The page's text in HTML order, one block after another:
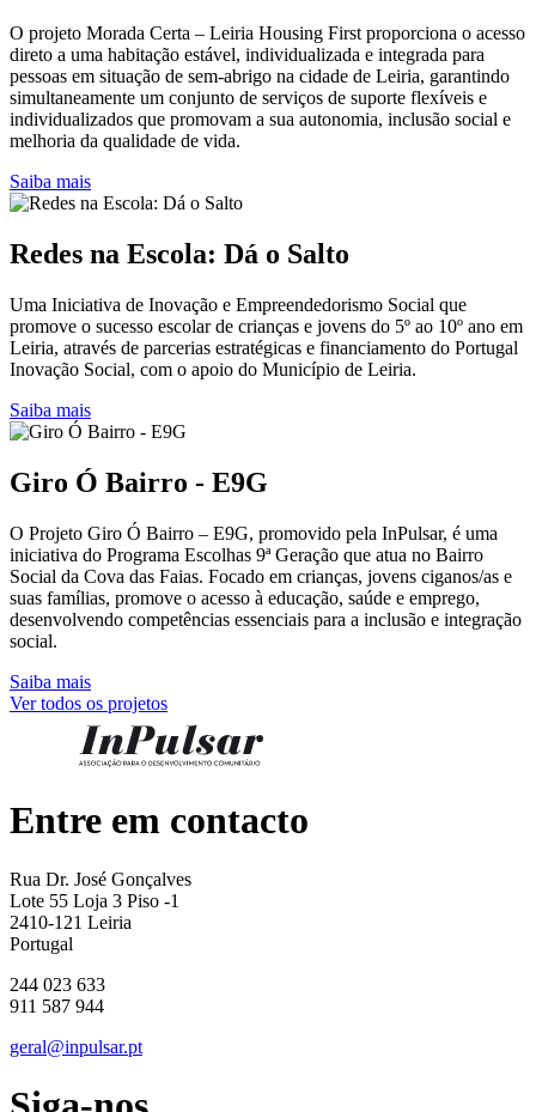
O projeto Morada Certa – Leiria Housing First proporciona o acesso
direto a uma habitação estável, individualizada e integrada para
pessoas em situação de sem-abrigo na cidade de Leiria, garantindo
simultaneamente um conjunto de serviços de suporte flexíveis e
individualizados que promovam a sua autonomia, inclusão social e
melhoria da qualidade de vida.
Saiba mais
Redes na Escola: Dá o Salto
Uma Iniciativa de Inovação e Empreendedorismo Social que
promove o sucesso escolar de crianças e jovens do 5º ao 10º ano em
Leiria, através de parcerias estratégicas e financiamento do Portugal
Inovação Social, com o apoio do Município de Leiria.
Saiba mais
Giro Ó Bairro - E9G
O Projeto Giro Ó Bairro – E9G, promovido pela InPulsar, é uma
iniciativa do Programa Escolhas 9ª Geração que atua no Bairro
Social da Cova das Faias. Focado em crianças, jovens ciganos/as e
suas famílias, promove o acesso à educação, saúde e emprego,
desenvolvendo competências essenciais para a inclusão e integração
social.
Saiba mais
Ver todos os projetos
Entre em contacto
Rua Dr. José Gonçalves
Lote 55 Loja 3 Piso -1
2410-121 Leiria
Portugal
244 023 633
911 587 944
geral@inpulsar.pt